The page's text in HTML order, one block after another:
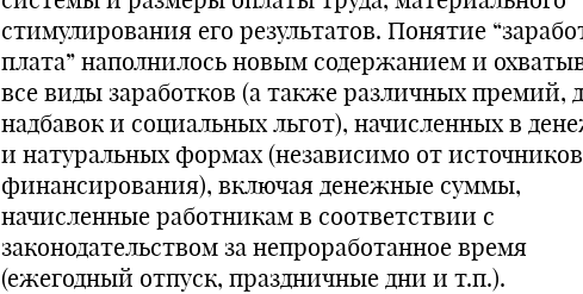
стимулирования его результатов. Понятие
плата” наполнилось новым содержанием и
все виды заработков (а также различных премий,
надбавок и социальных льгот), начисленных в
и натуральных формах (независимо от источников
финансирования), включая денежные суммы,
начисленные работникам в соответствии с
законодательством за непроработанное время
(ежегодный отпуск, праздничные дни и т.п.).